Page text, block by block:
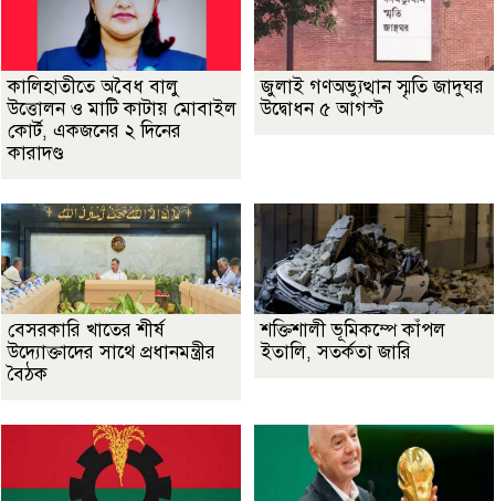
কালিহাতীতে অবৈধ বালু
উত্তোলন ও মাটি কাটায় মোবাইল
কোর্ট, একজনের ২ দিনের
কারাদণ্ড
জুলাই গণঅভ্যুত্থান স্মৃতি জাদুঘর
উদ্বোধন ৫ আগস্ট
বেসরকারি খাতের শীর্ষ
উদ্যোক্তাদের সাথে প্রধানমন্ত্রীর
বৈঠক
শক্তিশালী ভূমিকম্পে কাঁপল
ইতালি, সতর্কতা জারি